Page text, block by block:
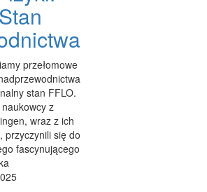
przełomowe
stan FFLO.
z
wraz z ich
przyczynili się do
fascynującego